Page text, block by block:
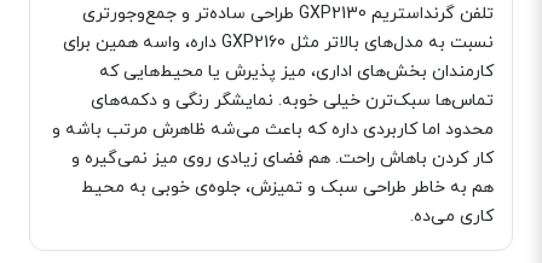
ایجاد برنامه‌ای که برای همه کاربران کار کند، غیرممکن است. هر کاربر ممکن است
تنظیمات خاص خود را داشته باشد. استفاده از پرونده‌های پیکربندی XML، برای به
خاطر سپردن تنظیمات هر کاربر است. دلایل استفاده از XML به عنوان فرمت پرونده
پیکربندی عبارتند از: توابع XML تقریبا در همه زبان‌های برنامه نویسی در دسترس
است، برای انسان قابل خواندن است و ...
تلفن گرنداستریم GXP2130 طراحی ساده‌تر و جمع‌وجورتری
نسبت به مدل‌های بالاتر مثل GXP2160 داره، واسه همین برای
کارمندان بخش‌های اداری، میز پذیرش یا محیط‌هایی که
تماس‌ها سبک‌ترن خیلی خوبه. نمایشگر رنگی و دکمه‌های
محدود اما کاربردی داره که باعث می‌شه ظاهرش مرتب باشه و
کار کردن باهاش راحت. هم فضای زیادی روی میز نمی‌گیره و
هم به خاطر طراحی سبک و تمیزش، جلوه‌ی خوبی به محیط
کاری می‌ده.